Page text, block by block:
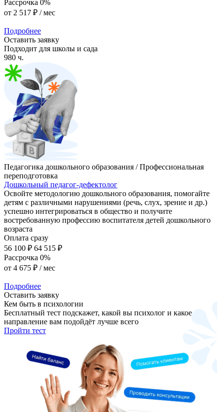
Рассрочка 0%
от 2 517 ₽ / мес
Подробнее
Оставить заявку
Подходит для школы и сада
980 ч.
Педагогика дошкольного образования / Профессиональная
переподготовка
Дошкольный педагог-дефектолог
Освойте методологию дошкольного образования, помогайте
детям с различными нарушениями (речь, слух, зрение и др.)
успешно интегрироваться в общество и получите
востребованную профессию воспитателя детей дошкольного
возраста
Оплата сразу
56 100 ₽ 64 515 ₽
Рассрочка 0%
от 4 675 ₽ / мес
Подробнее
Оставить заявку
Кем быть в психологии
Бесплатный тест подскажет, какой вы психолог и какое
направление вам подойдёт лучше всего
Пройти тест